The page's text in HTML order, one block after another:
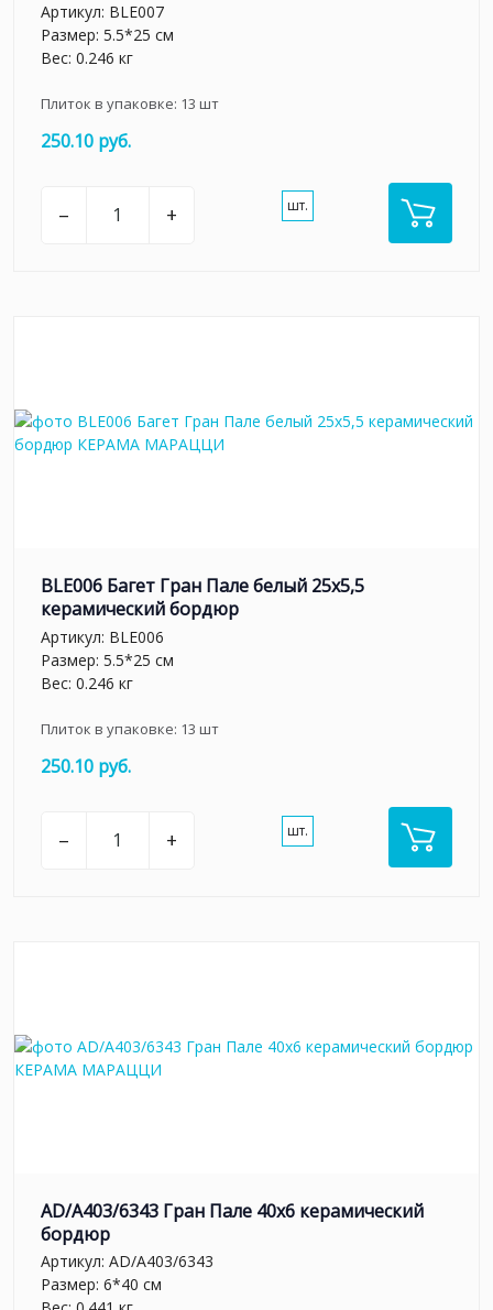
Артикул: BLE007
Размер: 5.5*25 см
Вес: 0.246 кг
Плиток в упаковке: 13 шт
250.10 руб.
– + шт.
BLE006 Багет Гран Пале белый 25x5,5
керамический бордюр
Артикул: BLE006
Размер: 5.5*25 см
Вес: 0.246 кг
Плиток в упаковке: 13 шт
250.10 руб.
– + шт.
AD/A403/6343 Гран Пале 40x6 керамический
бордюр
Артикул: AD/A403/6343
Размер: 6*40 см